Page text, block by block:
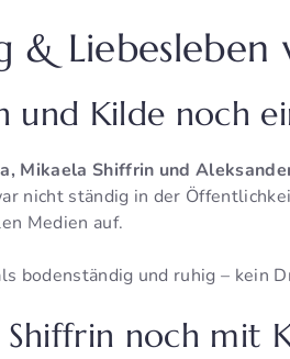
&
und Kilde noch
Mikaela Shiffrin und
nicht ständig in der
Medien auf.
bodenständig und ruhig – kein
noch mit